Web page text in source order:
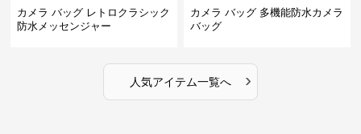
カメラ バッグ レトロクラシック
防水メッセンジャー
カメラ バッグ 多機能防水カメラ
バッグ
人気アイテム一覧へ ›